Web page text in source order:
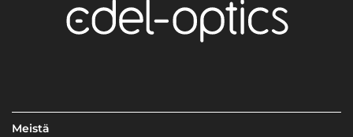
Meistä